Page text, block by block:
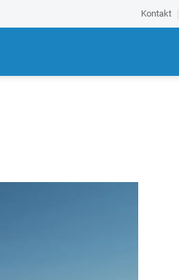
Kontakt